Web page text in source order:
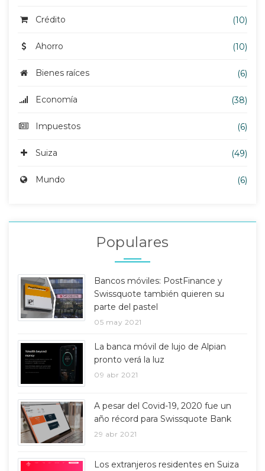
Crédito (10)
Ahorro (10)
Bienes raíces (6)
Economía (38)
Impuestos (6)
Suiza (49)
Mundo (6)
Populares
Bancos móviles: PostFinance y
Swissquote también quieren su
parte del pastel
05 may 2021
La banca móvil de lujo de Alpian
pronto verá la luz
09 abr 2021
A pesar del Covid-19, 2020 fue un
año récord para Swissquote Bank
29 abr 2021
Los extranjeros residentes en Suiza